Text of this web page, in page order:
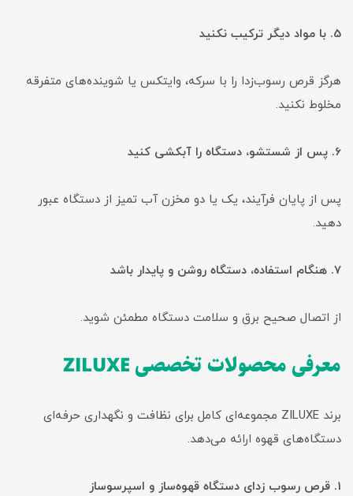
5. با مواد دیگر ترکیب نکنید
هرگز قرص رسوب‌زدا را با سرکه، وایتکس یا شوینده‌های متفرقه
مخلوط نکنید.
6. پس از شستشو، دستگاه را آبکشی کنید
پس از پایان فرآیند، یک یا دو مخزن آب تمیز از دستگاه عبور
دهید.
7. هنگام استفاده، دستگاه روشن و پایدار باشد
از اتصال صحیح برق و سلامت دستگاه مطمئن شوید.
معرفی محصولات تخصصی ZILUXE
برند ZILUXE مجموعه‌ای کامل برای نظافت و نگهداری حرفه‌ای
دستگاه‌های قهوه ارائه می‌دهد.
1. قرص رسوب زدای دستگاه قهوه‌ساز و اسپرسوساز